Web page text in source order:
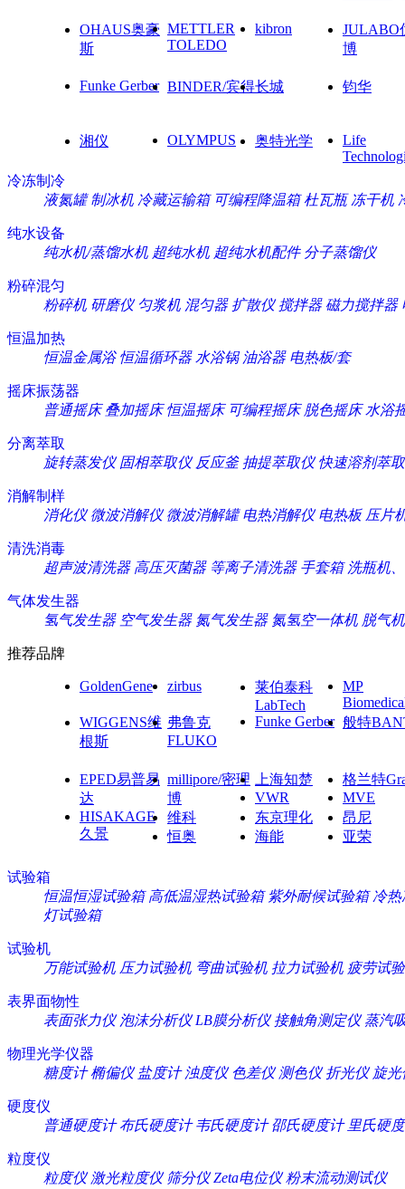
OHAUS奥豪
斯
METTLER
TOLEDO
kibron
JULABO
博
Funke Gerber BINDER/宾得长城 钧华
湘仪 OLYMPUS 奥特光学
Life
冷冻制冷
液氮罐 制冰机 冷藏运输箱 可编程降温箱 杜瓦瓶 冻干机
纯水设备
纯水机/蒸馏水机 超纯水机 超纯水机配件 分子蒸馏仪
粉碎混匀
粉碎机 研磨仪 匀浆机 混匀器 扩散仪 搅拌器 磁力搅拌器
恒温加热
恒温金属浴 恒温循环器 水浴锅 油浴器 电热板/套
摇床振荡器
普通摇床 叠加摇床 恒温摇床 可编程摇床 脱色摇床 水浴
分离萃取
旋转蒸发仪 固相萃取仪 反应釜 抽提萃取仪 快速溶剂萃
消解制样
消化仪 微波消解仪 微波消解罐 电热消解仪 电热板 压片
清洗消毒
超声波清洗器 高压灭菌器 等离子清洗器 手套箱 洗瓶机
气体发生器
氢气发生器 空气发生器 氮气发生器 氮氢空一体机 脱气机
推荐品牌
GoldenGene zirbus
莱伯泰科
LabTech
MP
WIGGENS维
根斯
弗鲁克
FLUKO
Funke Gerber 般特
EPED易普易
达
millipore/密理
博
上海知楚
格兰特
VWR
MVE
HISAKAGE
久景
维科 东京理化
昂尼
恒奥
海能 亚荣
试验箱
恒温恒湿试验箱 高低温湿热试验箱 紫外耐候试验箱 冷热
灯试验箱
试验机
万能试验机 压力试验机 弯曲试验机 拉力试验机 疲劳试
表界面物性
表面张力仪 泡沫分析仪 LB膜分析仪 接触角测定仪 蒸汽
物理光学仪器
糖度计 椭偏仪 盐度计 浊度仪 色差仪 测色仪 折光仪 旋光
硬度仪
普通硬度计 布氏硬度计 韦氏硬度计 邵氏硬度计 里氏硬
粒度仪
粒度仪 激光粒度仪 筛分仪 Zeta电位仪 粉末流动测试仪